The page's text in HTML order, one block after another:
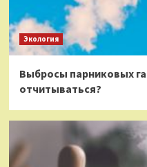
Экология
Выбросы парниковых
отчитываться?